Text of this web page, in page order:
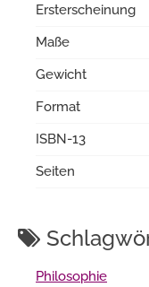
Ersterscheinung
Maße
Gewicht
Format
ISBN-13
Seiten
Philosophie